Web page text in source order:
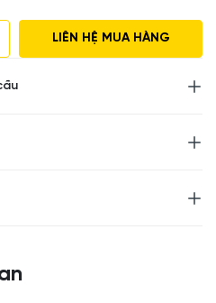
phối theo yêu cầu
LIÊN HỆ MUA HÀNG